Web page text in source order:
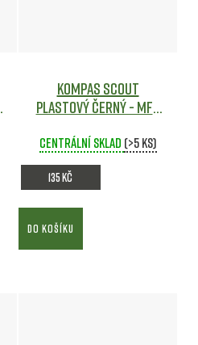
Kompas SCOUT
plastový ČERNÝ - MFH
Centrální sklad (>5 ks)
135 Kč
DO KOŠÍKU